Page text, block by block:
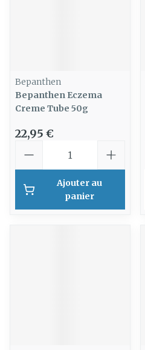
Bepanthen
Bepanthen Eczema
Creme Tube 50g
22,95 €
Ajouter au
panier